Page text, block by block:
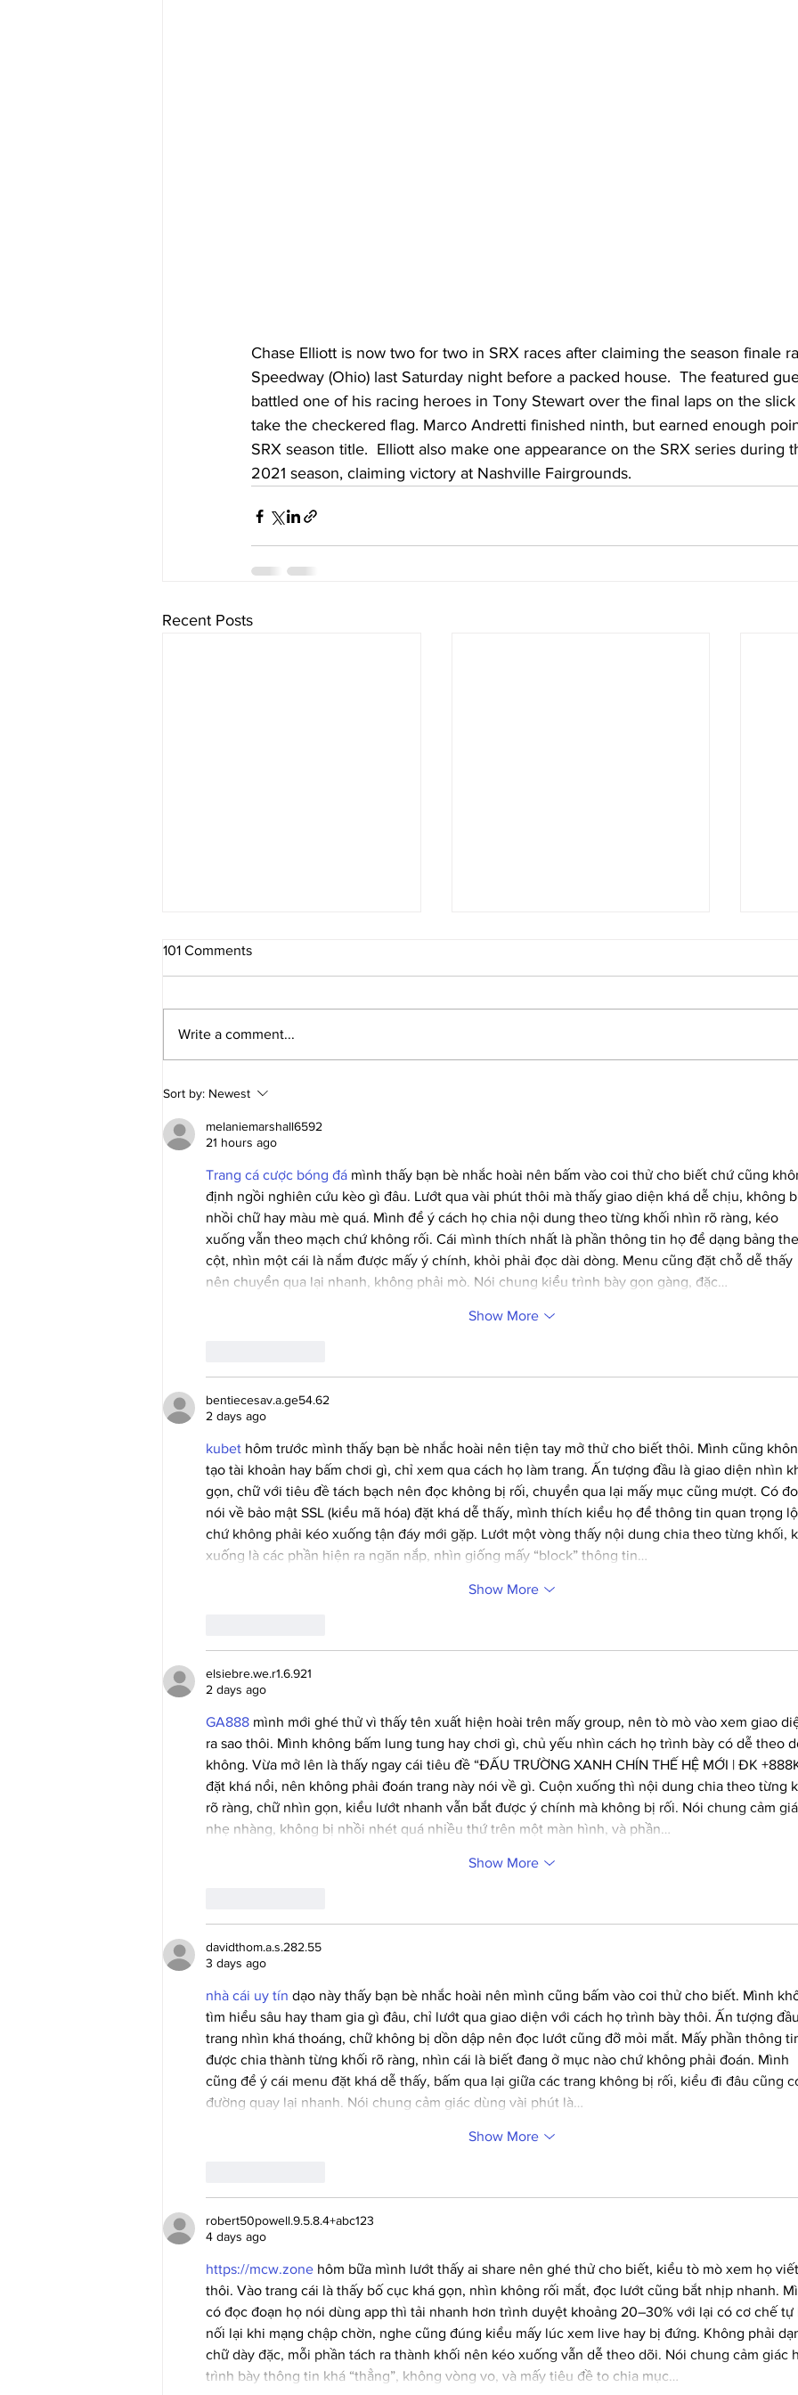
Chase Elliott is now two for two in SRX races after claiming the season finale
Speedway (Ohio) last Saturday night before a packed house.  The featured
battled one of his racing heroes in Tony Stewart over the final laps on the
take the checkered flag. Marco Andretti finished ninth, but earned enough
SRX season title.  Elliott also make one appearance on the SRX series during
2021 season, claiming victory at Nashville Fairgrounds.
Recent Posts
DESI9N TO DRIVE returns for
10th year
101 Comments
Write a comment...
Sort by: Newest
melaniemarshall6592
21 hours ago
Trang cá cược bóng đá mình thấy bạn bè nhắc hoài nên bấm vào coi thử cho biết chứ cũng
định ngồi nghiên cứu kèo gì đâu. Lướt qua vài phút thôi mà thấy giao diện khá dễ chịu, không
nhồi chữ hay màu mè quá. Mình để ý cách họ chia nội dung theo từng khối nhìn rõ ràng, kéo
xuống vẫn theo mạch chứ không rối. Cái mình thích nhất là phần thông tin họ để dạng bảng
cột, nhìn một cái là nắm được mấy ý chính, khỏi phải đọc dài dòng. Menu cũng đặt chỗ dễ thấy
nên chuyển qua lại nhanh, không phải mò. Nói chung kiểu trình bày gọn gàng, đặc…
Show More
bentiecesav.a.ge54.62
2 days ago
kubet hôm trước mình thấy bạn bè nhắc hoài nên tiện tay mở thử cho biết thôi. Mình cũng
tạo tài khoản hay bấm chơi gì, chỉ xem qua cách họ làm trang. Ấn tượng đầu là giao diện nhìn
gọn, chữ với tiêu đề tách bạch nên đọc không bị rối, chuyển qua lại mấy mục cũng mượt. Có
nói về bảo mật SSL (kiểu mã hóa) đặt khá dễ thấy, mình thích kiểu họ để thông tin quan trọng
chứ không phải kéo xuống tận đáy mới gặp. Lướt một vòng thấy nội dung chia theo từng khối,
xuống là các phần hiện ra ngăn nắp, nhìn giống mấy “block” thông tin…
Show More
elsiebre.we.r1.6.921
2 days ago
GA888 mình mới ghé thử vì thấy tên xuất hiện hoài trên mấy group, nên tò mò vào xem giao
ra sao thôi. Mình không bấm lung tung hay chơi gì, chủ yếu nhìn cách họ trình bày có dễ theo
không. Vừa mở lên là thấy ngay cái tiêu đề “ĐẤU TRƯỜNG XANH CHÍN THẾ HỆ MỚI | ĐK
đặt khá nổi, nên không phải đoán trang này nói về gì. Cuộn xuống thì nội dung chia theo từng
rõ ràng, chữ nhìn gọn, kiểu lướt nhanh vẫn bắt được ý chính mà không bị rối. Nói chung cảm
nhẹ nhàng, không bị nhồi nhét quá nhiều thứ trên một màn hình, và phần…
Show More
davidthom.a.s.282.55
3 days ago
nhà cái uy tín dạo này thấy bạn bè nhắc hoài nên mình cũng bấm vào coi thử cho biết. Mình
tìm hiểu sâu hay tham gia gì đâu, chỉ lướt qua giao diện với cách họ trình bày thôi. Ấn tượng
trang nhìn khá thoáng, chữ không bị dồn dập nên đọc lướt cũng đỡ mỏi mắt. Mấy phần thông
được chia thành từng khối rõ ràng, nhìn cái là biết đang ở mục nào chứ không phải đoán. Mình
cũng để ý cái menu đặt khá dễ thấy, bấm qua lại giữa các trang không bị rối, kiểu đi đâu cũng
đường quay lại nhanh. Nói chung cảm giác dùng vài phút là…
Show More
robert50powell.9.5.8.4+abc123
4 days ago
https://mcw.zone hôm bữa mình lướt thấy ai share nên ghé thử cho biết, kiểu tò mò xem họ
thôi. Vào trang cái là thấy bố cục khá gọn, nhìn không rối mắt, đọc lướt cũng bắt nhịp nhanh.
có đọc đoạn họ nói dùng app thì tải nhanh hơn trình duyệt khoảng 20–30% với lại có cơ chế tự
nối lại khi mạng chập chờn, nghe cũng đúng kiểu mấy lúc xem live hay bị đứng. Không phải
chữ dày đặc, mỗi phần tách ra thành khối nên kéo xuống vẫn dễ theo dõi. Nói chung cảm giác
trình bày thông tin khá “thẳng”, không vòng vo, và mấy tiêu đề to chia mục…